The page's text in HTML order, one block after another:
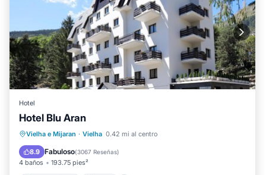
Hotel
Hotel Blu Aran
Vielha e Mijaran · Vielha 0.42 mi al centro
8.9 Fabuloso(3067 Reseñas)
4 baños 193.75 pies²
Aparcamiento Esquí
Apto para niños